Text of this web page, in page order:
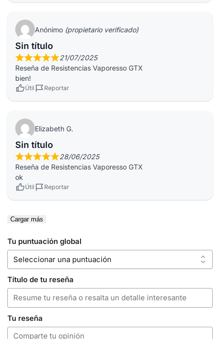
Anónimo (propietario verificado)
Sin título
21/07/2025
Reseña de Resistencias Vaporesso GTX
bien!
Útil Reportar
Elizabeth G.
Sin título
28/06/2025
Reseña de Resistencias Vaporesso GTX
ok
Útil Reportar
Cargar más
Tu puntuación global
Título de tu reseña
Tu reseña